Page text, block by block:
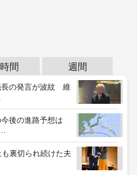
間 週間
長の発言が波紋 維
今後の進路予想は
裏切られ続けた夫